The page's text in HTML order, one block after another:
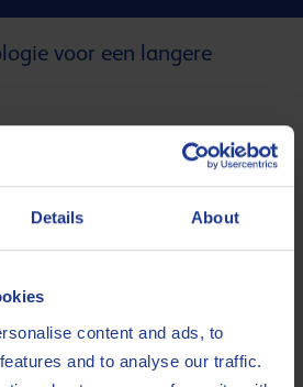
Details About
content and ads, to
and to analyse our traffic.
voor een langere
over alle kwaliteiten die een
nodig heeft:
wrijvingscoëfficiënt
met een langere levensduur
als